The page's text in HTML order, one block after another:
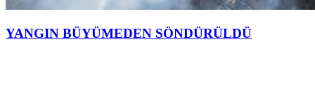
YANGIN BÜYÜMEDEN SÖNDÜRÜLDÜ